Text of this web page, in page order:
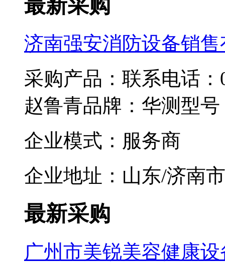
最新采购
济南强安消防设备销
采购产品：联系电话：
赵鲁青品牌：华测型
企业模式：服务商
企业地址：山东/济南市
最新采购
广州市美锐美容健康